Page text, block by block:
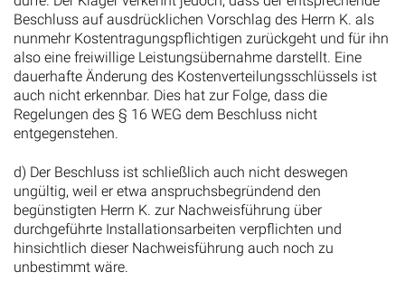
nunmehr Kostentragungspflichtigen zurückgeht und für ihn
also eine freiwillige Leistungsübernahme darstellt. Eine
dauerhafte Änderung des Kostenverteilungsschlüssels ist
auch nicht erkennbar. Dies hat zur Folge, dass die
Regelungen des § 16 WEG dem Beschluss nicht
entgegenstehen.
d) Der Beschluss ist schließlich auch nicht deswegen
begünstigten Herrn K. zur Nachweisführung über
durchgeführte Installationsarbeiten verpflichten und
hinsichtlich dieser Nachweisführung auch noch zu
unbestimmt wäre.
aa) Die Unzulässigkeit dieses Einwands ergibt sich bereits